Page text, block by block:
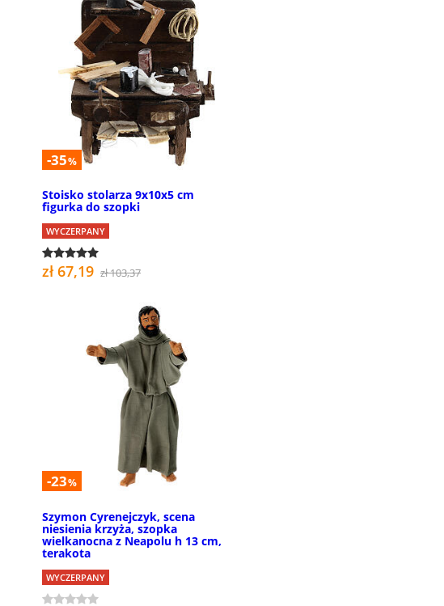
-35%
Stoisko stolarza 9x10x5 cm
figurka do szopki
WYCZERPANY
zł 67,19 zł 103,37
-23%
Szymon Cyrenejczyk, scena
niesienia krzyża, szopka
wielkanocna z Neapolu h 13 cm,
terakota
WYCZERPANY